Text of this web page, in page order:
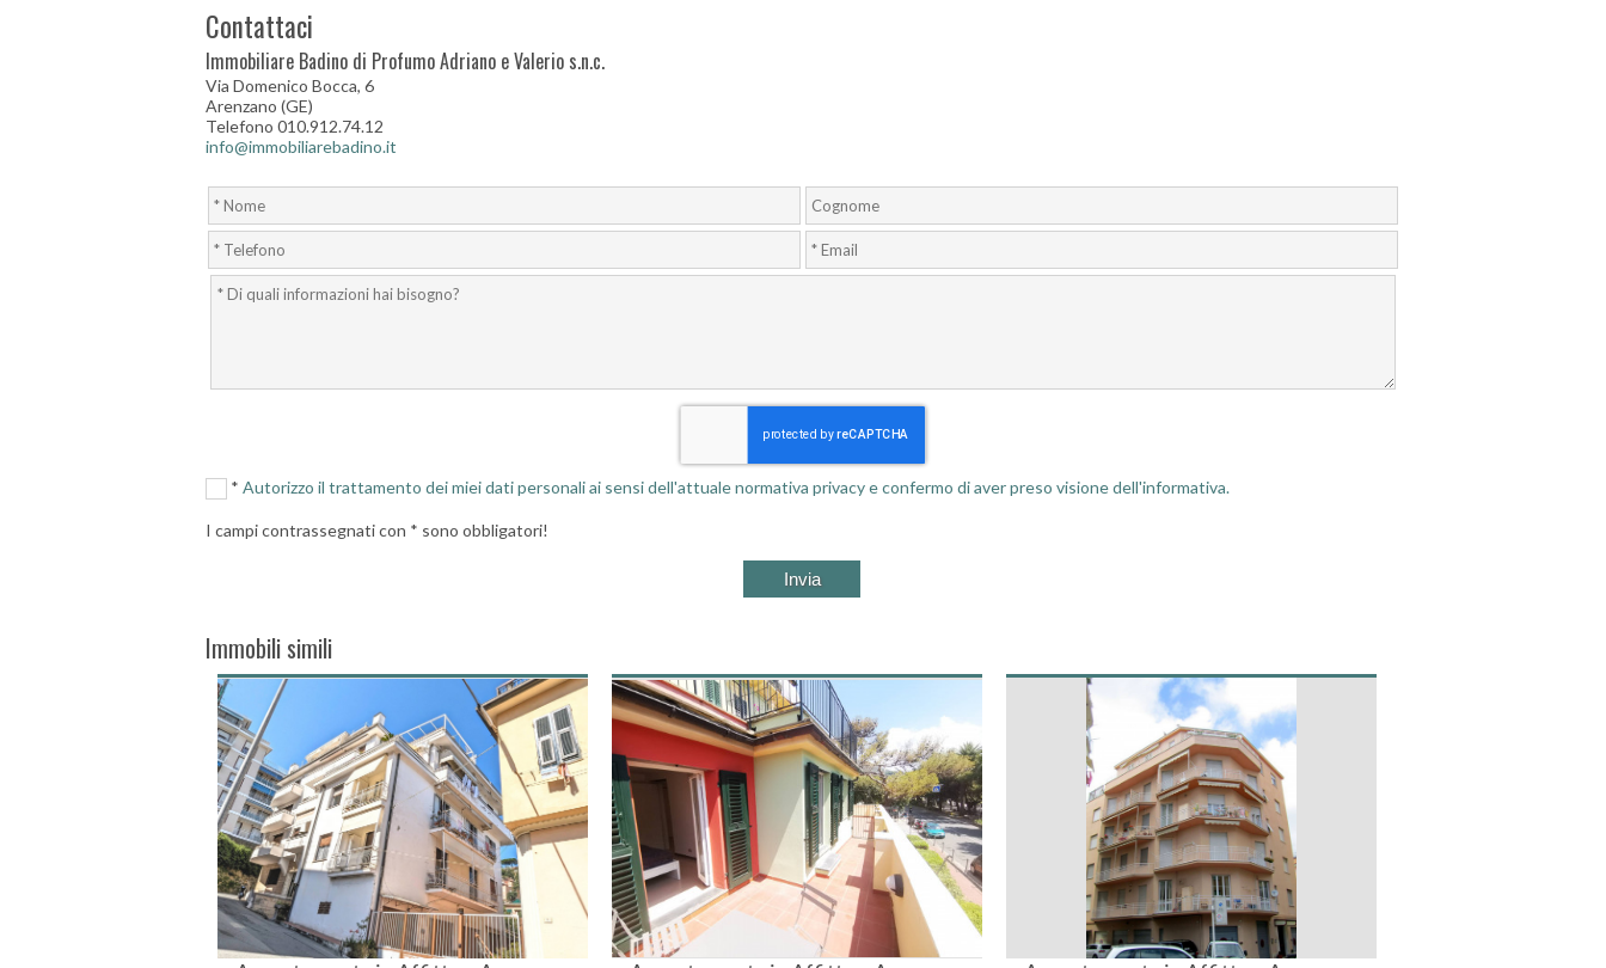
Contattaci
Immobiliare Badino di Profumo Adriano e Valerio s.n.c.
Via Domenico Bocca, 6
Arenzano (GE)
Telefono 010.912.74.12
info@immobiliarebadino.it
* Autorizzo il trattamento dei miei dati personali ai sensi dell'attuale normativa privacy e confermo di aver preso visione dell'informativa.
I campi contrassegnati con * sono obbligatori!
Immobili simili